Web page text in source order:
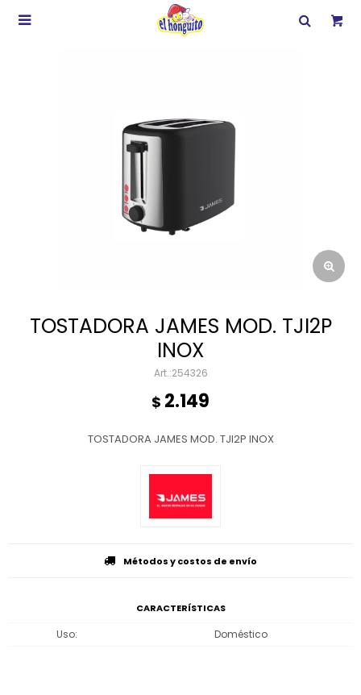

TOSTADORA JAMES MOD. TJI2P
INOX
254326
$ 2.149
TOSTADORA JAMES MOD. TJI2P INOX
Métodos y costos de envío
CARACTERÍSTICAS
Uso Doméstico